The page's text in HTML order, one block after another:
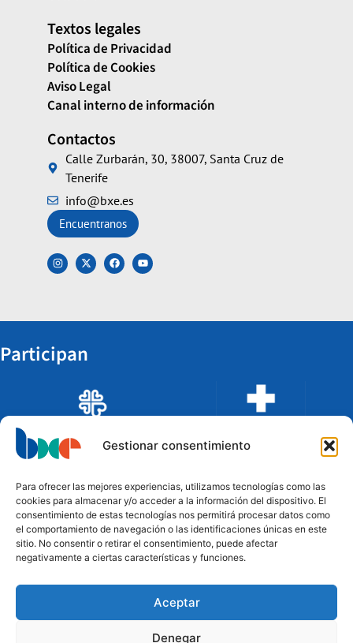
Gestionar consentimiento
Para ofrecer las mejores experiencias, utilizamos tecnologías como las
cookies para almacenar y/o acceder a la información del dispositivo. El
consentimiento de estas tecnologías nos permitirá procesar datos como
el comportamiento de navegación o las identificaciones únicas en este
sitio. No consentir o retirar el consentimiento, puede afectar
negativamente a ciertas características y funciones.
Aceptar
Denegar
Textos legales
Política de Privacidad
Política de Cookies
Aviso Legal
Canal interno de información
Contactos
Calle Zurbarán, 30, 38007, Santa Cruz de
Tenerife
info@bxe.es
Encuentranos
Participan
Financian